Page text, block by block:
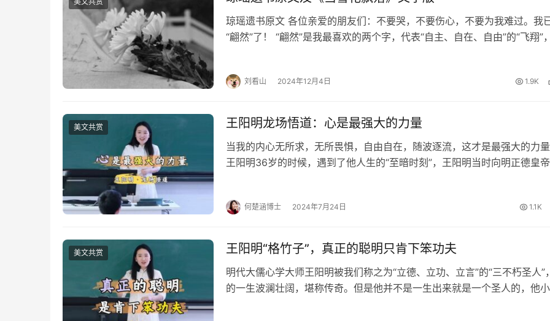
琼瑶遗书原文 各位亲爱的朋友们：不要哭，不要伤心，不要为我难过。我
“翩然”了！ “翩然”是我最喜欢的两个字，代表“自主、自在、自由”的“飞翔”
刘看山 2024年12月4日 1.9K
美文共赏 王阳明龙场悟道：心是最强大的力量
当我的内心无所求，无所畏惧，自由自在，随波逐流，这才是最强大的力
王阳明36岁的时候，遇到了他人生的“至暗时刻”，王阳明当时向明正德皇
何楚涵博士 2024年7月24日 1.1K
美文共赏 王阳明“格竹子”，真正的聪明只肯下笨功夫
明代大儒心学大师王阳明被我们称之为“立德、立功、立言”的“三不朽圣人”
的一生波澜壮阔，堪称传奇。但是他并不是一生出来就是一个圣人的，他